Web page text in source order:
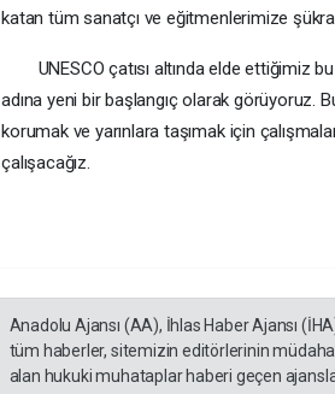
katan tüm sanatçı ve eğitmenlerimize
UNESCO çatısı altında elde ettiğimiz
adına yeni bir başlangıç olarak görüyoruz.
korumak ve yarınlara taşımak için
çalışacağız.
Anadolu Ajansı (AA), İhlas Haber Ajansı
tüm haberler, sitemizin editörlerinin
alan hukuki muhataplar haberi geçen